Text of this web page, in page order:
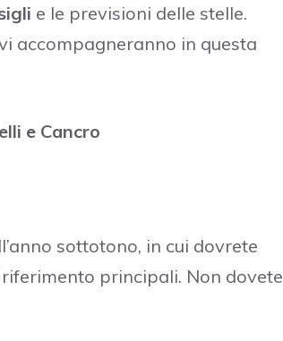
e le previsioni delle stelle.
accompagneranno in questa
e Cancro
sottotono, in cui dovrete
principali. Non dovete